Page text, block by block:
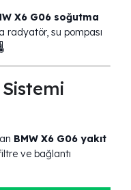
X6 G06 soğutma
radyatör, su pompası
BMW X6 G06 yakıt
ve bağlantı